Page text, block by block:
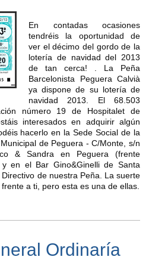
En contadas ocasiones
tendréis la oportunidad de
ver el décimo del gordo de la
lotería de navidad del 2013
de tan cerca! . La Peña
Barcelonista Peguera Calvià
ya dispone de su lotería de
navidad 2013. El 68.503
número 19 de Hospitalet de
interesados en adquirir algún
hacerlo en la Sede Social de la
de Peguera - C/Monte, s/n
& Sandra en Peguera (frente
en el Bar Gino&Ginelli de Santa
de nuestra Peña. La suerte
a ti, pero esta es una de ellas.
Ordinaría